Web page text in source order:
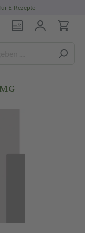
E-Rezepte